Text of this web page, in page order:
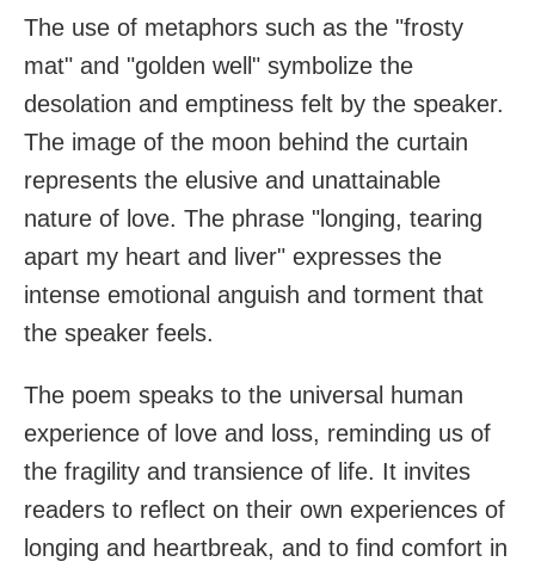
The use of metaphors such as the "frosty
mat" and "golden well" symbolize the
desolation and emptiness felt by the speaker.
The image of the moon behind the curtain
represents the elusive and unattainable
nature of love. The phrase "longing, tearing
apart my heart and liver" expresses the
intense emotional anguish and torment that
the speaker feels.
The poem speaks to the universal human
experience of love and loss, reminding us of
the fragility and transience of life. It invites
readers to reflect on their own experiences of
longing and heartbreak, and to find comfort in